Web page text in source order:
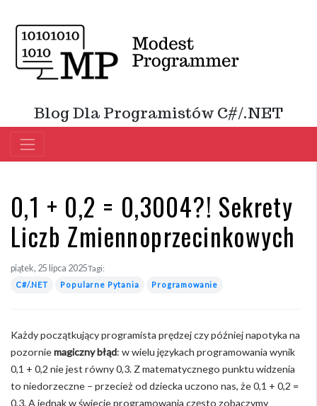
Blog Dla Programistów C#/.NET
0,1 + 0,2 = 0,3004?! Sekrety
Liczb Zmiennoprzecinkowych
piątek, 25 lipca 2025Tagi:
C#/.NET Popularne Pytania Programowanie
Każdy początkujący programista prędzej czy później napotyka na
pozorniemagiczny błąd: w wielu językach programowania wynik
0,1 + 0,2 nie jest równy 0,3. Z matematycznego punktu widzenia
to niedorzeczne – przecież od dziecka uczono nas, że 0,1 + 0,2 =
0,3. A jednak w świecie programowania często zobaczymy